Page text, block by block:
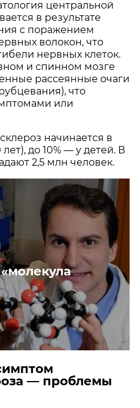
центральной
в результате
с поражением
волокон, что
нервных клеток.
и спинном мозге
рассеянные очаги
что
или
начинается в
до 10% — у детей. В
2,5 млн человек.
— проблемы